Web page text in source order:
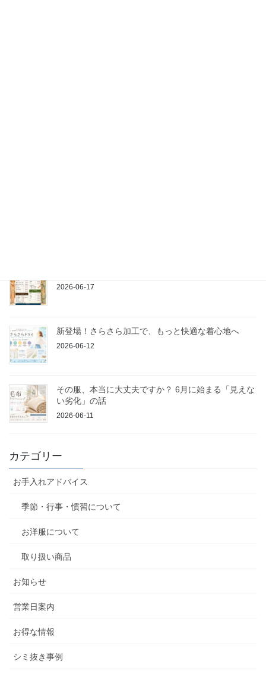
2026-06-17
新登場！さらさら加工で、もっと快適な着心地へ
2026-06-12
その服、本当に大丈夫ですか？ 6月に始まる「見えな
い劣化」の話
2026-06-11
カテゴリー
お手入れアドバイス
季節・行事・慣習について
お洋服について
取り扱い商品
お知らせ
営業日案内
お得な情報
シミ抜き事例